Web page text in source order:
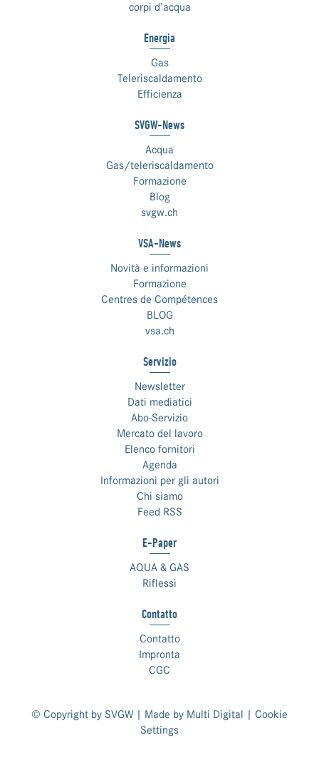
corpi d’acqua
Energia
Gas
Teleriscaldamento
Efficienza
SVGW-News
Acqua
Gas/teleriscaldamento
Formazione
Blog
svgw.ch
VSA-News
Novità e informazioni
Formazione
Centres de Compétences
BLOG
vsa.ch
Servizio
Newsletter
Dati mediatici
Abo-Servizio
Mercato del lavoro
Elenco fornitori
Agenda
Informazioni per gli autori
Chi siamo
Feed RSS
E-Paper
AQUA & GAS
Riflessi
Contatto
Contatto
Impronta
CGC
© Copyright by SVGW | Made by Multi Digital | Cookie
Settings